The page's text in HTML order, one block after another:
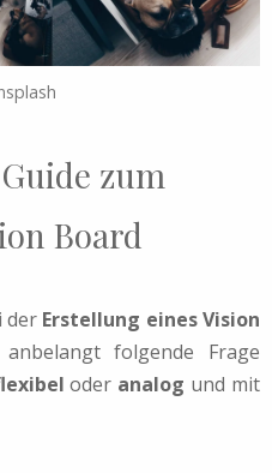
zum
Board
der Erstellung eines Vision
folgende Frage
oder analog und mit